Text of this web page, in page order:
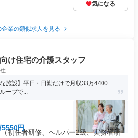
気になる
企業の類似求人を見る
け住宅の介護スタッフ
な施設】平日・日勤だけで月収33万4400
ープで...
円
初任者研修、ヘルパー2級、実務者研